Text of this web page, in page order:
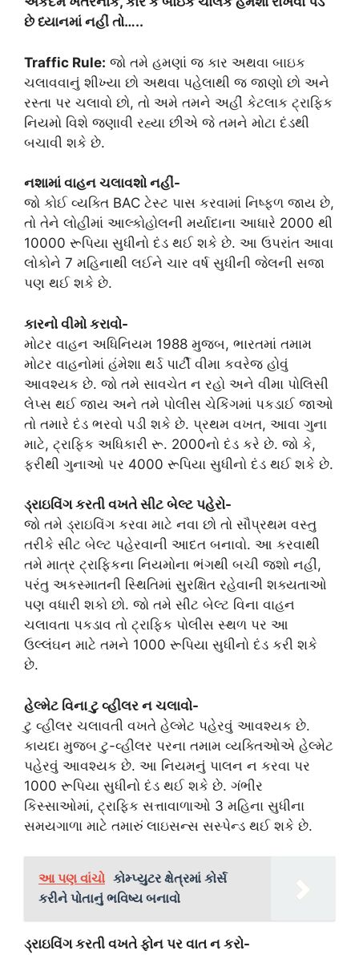
છે ધ્યાનમાં નહીં તો…..
Traffic Rule: જો તમે હમણાં જ કાર અથવા બાઇક
ચલાવવાનું શીખ્યા છો અથવા પહેલાથી જ જાણો છો અને
રસ્તા પર ચલાવો છો, તો અમે તમને અહીં કેટલાક ટ્રાફિક
નિયમો વિશે જણાવી રહ્યા છીએ જે તમને મોટા દંડથી
બચાવી શકે છે.
નશામાં વાહન ચલાવશો નહીં-
જો કોઈ વ્યક્તિ BAC ટેસ્ટ પાસ કરવામાં નિષ્ફળ જાય છે,
તો તેને લોહીમાં આલ્કોહોલની મર્યાદાના આધારે 2000 થી
10000 રૂપિયા સુધીનો દંડ થઈ શકે છે. આ ઉપરાંત આવા
લોકોને 7 મહિનાથી લઈને ચાર વર્ષ સુધીની જેલની સજા
પણ થઈ શકે છે.
કારનો વીમો કરાવો-
મોટર વાહન અધિનિયમ 1988 મુજબ, ભારતમાં તમામ
મોટર વાહનોમાં હંમેશા થર્ડ પાર્ટી વીમા કવરેજ હોવું
આવશ્યક છે. જો તમે સાવચેત ન રહો અને વીમા પોલિસી
લેપ્સ થઈ જાય અને તમે પોલીસ ચેકિંગમાં પકડાઈ જાઓ
તો તમારે દંડ ભરવો પડી શકે છે. પ્રથમ વખત, આવા ગુના
માટે, ટ્રાફિક અધિકારી રૂ. 2000નો દંડ કરે છે. જો કે,
ફરીથી ગુનાઓ પર 4000 રૂપિયા સુધીનો દંડ થઈ શકે છે.
ડ્રાઇવિંગ કરતી વખતે સીટ બેલ્ટ પહેરો-
જો તમે ડ્રાઇવિંગ કરવા માટે નવા છો તો સૌપ્રથમ વસ્તુ
તરીકે સીટ બેલ્ટ પહેરવાની આદત બનાવો. આ કરવાથી
તમે માત્ર ટ્રાફિકના નિયમોના ભંગથી બચી જશો નહીં,
પરંતુ અકસ્માતની સ્થિતિમાં સુરક્ષિત રહેવાની શક્યતાઓ
પણ વધારી શકો છો. જો તમે સીટ બેલ્ટ વિના વાહન
ચલાવતા પકડાવ તો ટ્રાફિક પોલીસ સ્થળ પર આ
ઉલ્લંઘન માટે તમને 1000 રૂપિયા સુધીનો દંડ કરી શકે
છે.
હેલ્મેટ વિના ટુ વ્હીલર ન ચલાવો-
ટુ વ્હીલર ચલાવતી વખતે હેલ્મેટ પહેરવું આવશ્યક છે.
કાયદા મુજબ ટુ-વ્હીલર પરના તમામ વ્યક્તિઓએ હેલ્મેટ
પહેરવું આવશ્યક છે. આ નિયમનું પાલન ન કરવા પર
1000 રૂપિયા સુધીનો દંડ થઈ શકે છે. ગંભીર
કિસ્સાઓમાં, ટ્રાફિક સત્તાવાળાઓ 3 મહિના સુધીના
સમયગાળા માટે તમારું લાઇસન્સ સસ્પેન્ડ થઈ શકે છે.
આ પણ વાંચો કોમ્પ્યુટર ક્ષેત્રમાં કોર્સ
કરીને પોતાનું ભવિષ્ય બનાવો
ડ્રાઇવિંગ કરતી વખતે ફોન પર વાત ન કરો-